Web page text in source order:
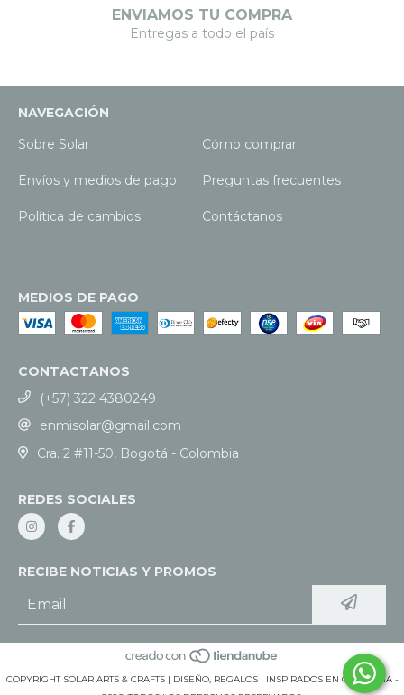
ENVIAMOS TU COMPRA
Entregas a todo el país
NAVEGACIÓN
Sobre Solar
Cómo comprar
Envíos y medios de pago Preguntas frecuentes
Política de cambios Contáctanos
MEDIOS DE PAGO
CONTACTANOS
(+57) 322 4380249
enmisolar@gmail.com
Cra. 2 #11-50, Bogotá - Colombia
REDES SOCIALES
RECIBE NOTICIAS Y PROMOS
COPYRIGHT SOLAR ARTS & CRAFTS | DISEÑO, REGALOS | INSPIRADOS EN COLOMBIA -